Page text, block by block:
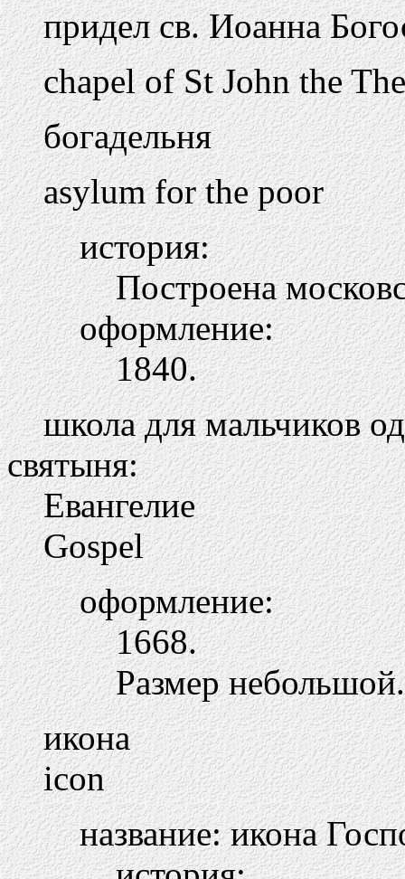
придел св. Иоанна
chapel of St John the
богадельня
asylum for the poor
история:
Построена
оформление:
1840.
школа для мальчиков
святыня:
Евангелие
Gospel
оформление:
1668.
Размер небольшой.
икона
icon
название: икона